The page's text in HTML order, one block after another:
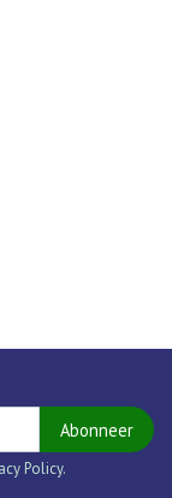
Abonneer
Policy.